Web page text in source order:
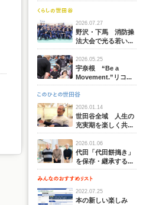
2026.07.27
野沢・下馬 消防操
法大会で光る若い...
2026.05.25
宇奈根 “Be a
Movement.”リコ...
2026.01.14
世田谷全域 人生の
充実期を楽しく共...
2026.01.06
代田「代田餅搗き」
を保存・継承する...
2022.07.25
本の新しい楽しみ